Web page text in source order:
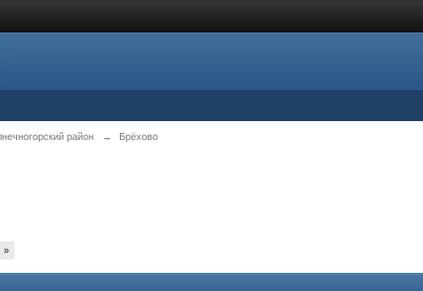
район → Брёхово
»